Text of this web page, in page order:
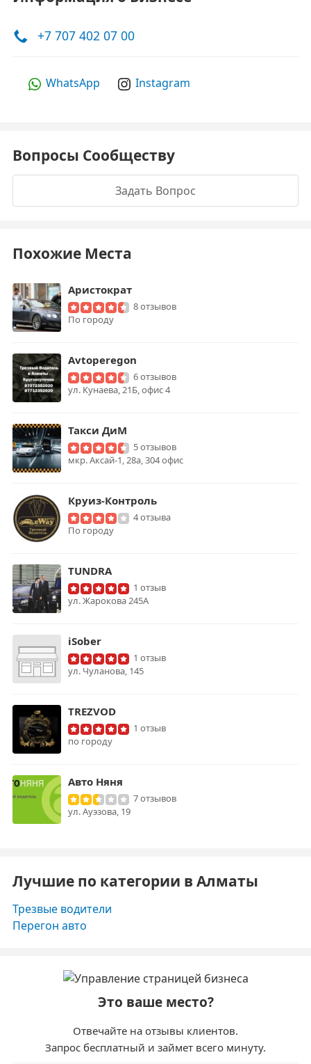
+7 707 402 07 00
WhatsApp Instagram
Вопросы Сообществу
Задать Вопрос
Похожие Места
Аристократ
8 отзывов
По городу
Avtoperegon
6 отзывов
ул. Кунаева, 21Б, офис 4
Такси ДиМ
5 отзывов
мкр. Аксай-1, 28а, 304 офис
Круиз-Контроль
4 отзыва
По городу
TUNDRA
1 отзыв
ул. Жарокова 245А
iSober
1 отзыв
​ул. Чуланова, 145
TREZVOD
1 отзыв
по городу
Авто Няня
7 отзывов
ул. Ауэзова, 19
Лучшие по категории в Алматы
Трезвые водители
Перегон авто
Это ваше место?
Отвечайте на отзывы клиентов.
Запрос бесплатный и займет всего минуту.